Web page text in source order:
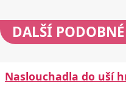
DALŠÍ
Naslouchadla do uší